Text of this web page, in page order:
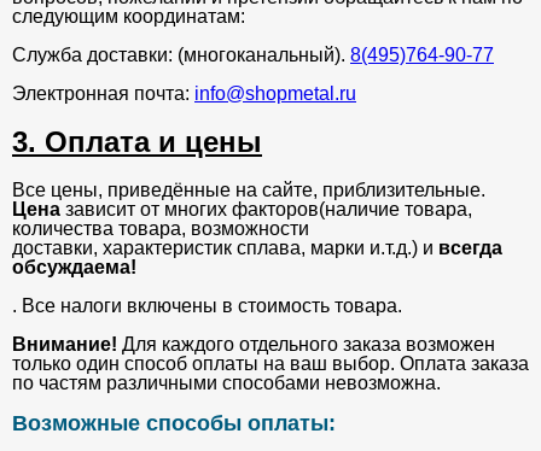
следующим координатам:
Служба доставки: (многоканальный). 8(495)764-90-77
Электронная почта: info@shopmetal.ru
3. Оплата и цены
Все цены, приведённые на сайте, приблизительные.
Цена зависит от многих факторов(наличие товара,
количества товара, возможности
доставки, характеристик сплава, марки и.т.д.) и всегда
обсуждаема!
. Все налоги включены в стоимость товара.
Внимание! Для каждого отдельного заказа возможен
только один способ оплаты на ваш выбор. Оплата заказа
по частям различными способами невозможна.
Возможные способы оплаты: